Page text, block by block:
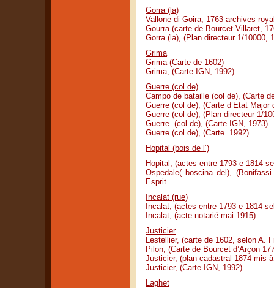
Gorra (la)
Vallone di Goira, 1763 archives
Gourra (carte de Bourcet Villaret,
Gorra (la), (Plan directeur 1/10000,
Grima
Grima (Carte de 1602)
Grima, (Carte IGN, 1992)
Guerre (col de)
Campo de bataille (col de), (Carte
Guerre (col de), (Carte d’Etat Major
Guerre (col de), (Plan directeur 1/
Guerre (col de), (Carte IGN, 1973)
Guerre (col de), (Carte 1992)
Hopital (bois de l’)
Hopital, (actes entre 1793 e 1814
Ospedale( boscina del),
Esprit
Incalat (rue)
Incalat, (actes entre 1793 e 1814
Incalat, (acte notarié mai 1915)
Justicier
Lestellier, (carte de 1602, selon A.
Pilon, (Carte de Bourcet d’Arçon
Justicier, (plan cadastral 1874 mis
Justicier, (Carte IGN, 1992)
Laghet